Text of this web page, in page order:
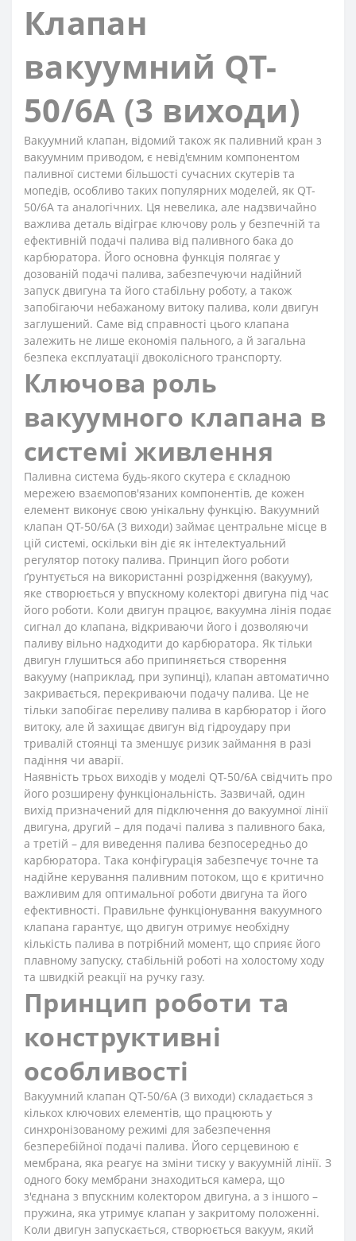
Клапан
вакуумний QT-
50/6A (3 виходи)
Вакуумний клапан, відомий також як паливний кран з
вакуумним приводом, є невід'ємним компонентом
паливної системи більшості сучасних скутерів та
мопедів, особливо таких популярних моделей, як QT-
50/6A та аналогічних. Ця невелика, але надзвичайно
важлива деталь відіграє ключову роль у безпечній та
ефективній подачі палива від паливного бака до
карбюратора. Його основна функція полягає у
дозованій подачі палива, забезпечуючи надійний
запуск двигуна та його стабільну роботу, а також
запобігаючи небажаному витоку палива, коли двигун
заглушений. Саме від справності цього клапана
залежить не лише економія пального, а й загальна
безпека експлуатації двоколісного транспорту.
Ключова роль
вакуумного клапана в
системі живлення
Паливна система будь-якого скутера є складною
мережею взаємопов'язаних компонентів, де кожен
елемент виконує свою унікальну функцію. Вакуумний
клапан QT-50/6A (3 виходи) займає центральне місце в
цій системі, оскільки він діє як інтелектуальний
регулятор потоку палива. Принцип його роботи
ґрунтується на використанні розрідження (вакууму),
яке створюється у впускному колекторі двигуна під час
його роботи. Коли двигун працює, вакуумна лінія подає
сигнал до клапана, відкриваючи його і дозволяючи
паливу вільно надходити до карбюратора. Як тільки
двигун глушиться або припиняється створення
вакууму (наприклад, при зупинці), клапан автоматично
закривається, перекриваючи подачу палива. Це не
тільки запобігає переливу палива в карбюратор і його
витоку, але й захищає двигун від гідроудару при
тривалій стоянці та зменшує ризик займання в разі
падіння чи аварії.
Наявність трьох виходів у моделі QT-50/6A свідчить про
його розширену функціональність. Зазвичай, один
вихід призначений для підключення до вакуумної лінії
двигуна, другий – для подачі палива з паливного бака,
а третій – для виведення палива безпосередньо до
карбюратора. Така конфігурація забезпечує точне та
надійне керування паливним потоком, що є критично
важливим для оптимальної роботи двигуна та його
ефективності. Правильне функціонування вакуумного
клапана гарантує, що двигун отримує необхідну
кількість палива в потрібний момент, що сприяє його
плавному запуску, стабільній роботі на холостому ходу
та швидкій реакції на ручку газу.
Принцип роботи та
конструктивні
особливості
Вакуумний клапан QT-50/6A (3 виходи) складається з
кількох ключових елементів, що працюють у
синхронізованому режимі для забезпечення
безперебійної подачі палива. Його серцевиною є
мембрана, яка реагує на зміни тиску у вакуумній лінії. З
одного боку мембрани знаходиться камера, що
з'єднана з впускним колектором двигуна, а з іншого –
пружина, яка утримує клапан у закритому положенні.
Коли двигун запускається, створюється вакуум, який